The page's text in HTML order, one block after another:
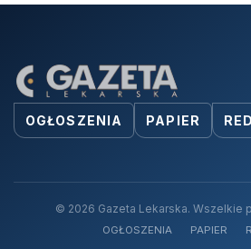
OGŁOSZENIA PAPIER
© 2026 Gazeta Lekarska. Wszelkie
OGŁOSZENIA PAPIER